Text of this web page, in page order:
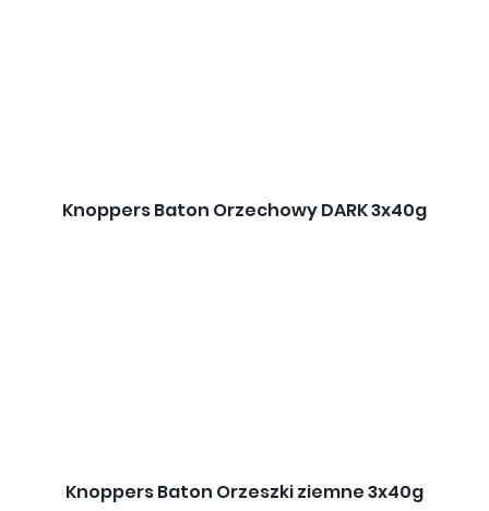
Knoppers Baton Orzechowy DARK 3x40g
Knoppers Baton Orzeszki ziemne 3x40g